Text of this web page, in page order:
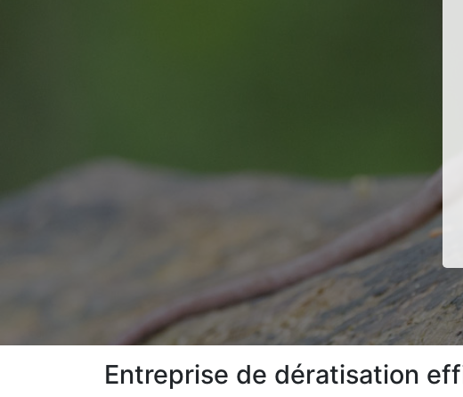
Entreprise de dératisation